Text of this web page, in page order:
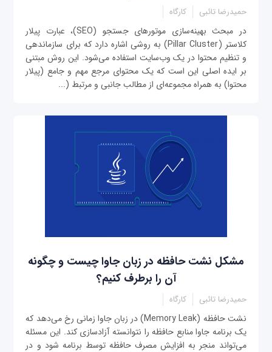
حمیدرضا تائبی کارگاه
در مبحث بهینه‌سازی موتورهای جستجو (SEO)، عبارت پیلار
کلاستر (Pillar Cluster) به روشی اشاره دارد که برای سازماندهی
و تنظیم محتوا در یک وب‌سایت استفاده می‌شود. این روش مبتنی
بر ایده اصلی این است که یک محتوای مرجع مهم و جامع (پیلار
محتوا) به همراه مجموعه‌ای از مطالب جانبی و مرتبط (...
مشکل نشت حافظه در زبان جاوا چیست و چگونه
آن را برطرف کنیم؟
حمیدرضا تائبی کارگاه
نشت حافظه (Memory Leak) در زبان جاوا زمانی رخ می‌دهد که
یک برنامه جاوا منابع حافظه را نتوانسته آزادسازی کند. این مسئله
می‌تواند منجر به افزایش مصرف حافظه توسط برنامه شود و در